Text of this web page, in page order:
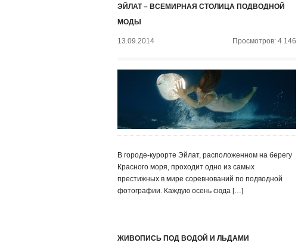
ЭЙЛАТ – ВСЕМИРНАЯ СТОЛИЦА ПОДВОДНОЙ
МОДЫ
13.09.2014 Просмотров: 4 146
В городе-курорте Эйлат, расположенном на берегу
Красного моря, проходит одно из самых
престижных в мире соревнований по подводной
фотографии. Каждую осень сюда […]
ЖИВОПИСЬ ПОД ВОДОЙ И ЛЬДАМИ